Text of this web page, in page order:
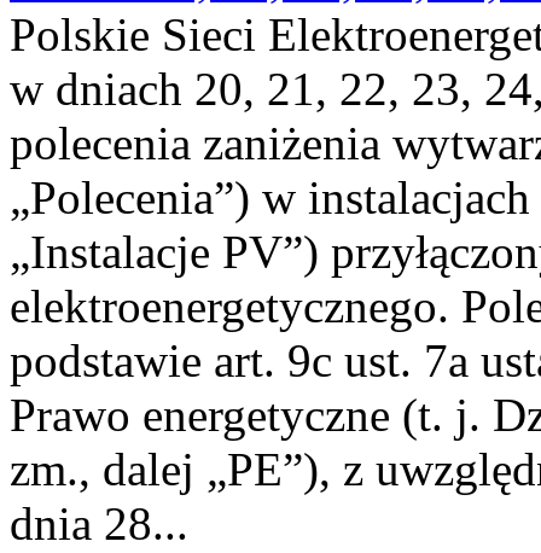
Polskie Sieci
w dniach 20, 21, 22, 23,
polecenia zaniżenia
„Polecenia”) w
„Instalacje PV”)
elektroenergetycznego.
podstawie art. 9c ust. 7a
Prawo energetyczne (t. j.
zm., dalej „PE”), z
dnia 28...